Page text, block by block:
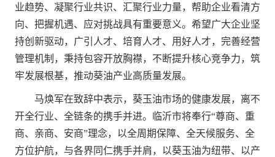
业趋势、凝聚行业共识、汇聚行业力量，帮助企业看清方
向、把握机遇、应对挑战具有重要意义。希望广大企业坚
持创新驱动，广引人才、培育人才、用好人才，完善经营
管理机制，秉持包容开放胸襟，不断提升核心竞争力，筑
牢发展根基，推动葵油产业高质量发展。
马焕军在致辞中表示，葵玉油市场的健康发展，离不
开全行业、全链条的携手并进。临沂市将奉行“尊商、重
商、亲商、安商”理念，以全周期保障、全天候服务、全
方位护航，与各界同仁携手并肩，以葵玉油为纽带、以产